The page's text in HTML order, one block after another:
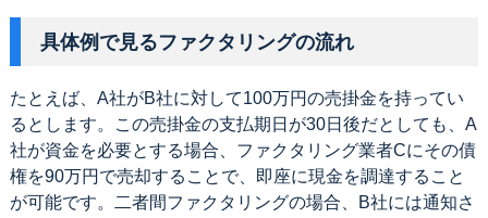
具体例で見るファクタリングの流れ
たとえば、A社がB社に対して100万円の売掛金を持ってい
るとします。この売掛金の支払期日が30日後だとしても、A
社が資金を必要とする場合、ファクタリング業者Cにその債
権を90万円で売却することで、即座に現金を調達すること
が可能です。二者間ファクタリングの場合、B社には通知さ